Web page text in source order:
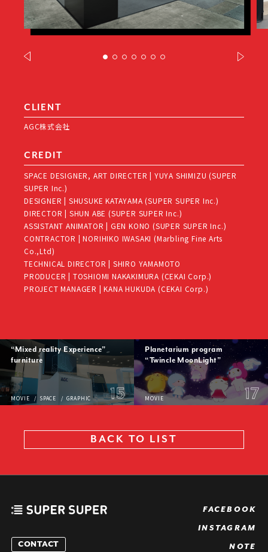
CLIENT
AGC株式会社
CREDIT
SPACE DESIGNER, ART DIRECTER | YUYA SHIMIZU (SUPER
SUPER Inc.)
DESIGNER | SHUSUKE KATAYAMA (SUPER SUPER Inc.)
DIRECTOR | SHUN ABE (SUPER SUPER Inc.)
ASSISTANT ANIMATOR | GEN KONO (SUPER SUPER Inc.)
CONTRACTOR | NORIHIKO IWASAKI (Marbling Fine Arts
Co.,Ltd)
TECHNICAL DIRECTOR | SHIRO YAMAMOTO
PRODUCER | TOSHIOMI NAKAKIMURA (CEKAI Corp.)
PROJECT MANAGER | KANA HUKUDA (CEKAI Corp.)
“Mixed reality Experience”
furniture
MOVIE SPACE GRAPHIC 15
BACK TO LIST
Planetarium program
“Twincle MoonLight”
MOVIE 17
CONTACT
FACEBOOK
INSTAGRAM
NOTE